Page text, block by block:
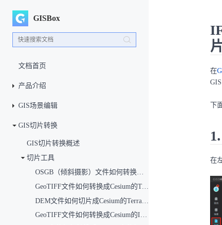
GISBox
文档首页
产品介绍
GIS场景编辑
GIS切片转换
GIS切片转换概述
切片工具
OSGB（倾斜摄影）文件如何转换成3DTiles文件？（倾斜模型切片）
GeoTIFF文件如何转换成Cesium的Terrain文件？（地形切片）
DEM文件如何切片成Cesium的Terrain文件？（地形切片）
GeoTIFF文件如何转换成Cesium的ImageryProvider加载？（影像切片）
在
下
在